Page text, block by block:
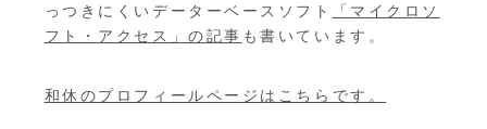
っつきにくいデーターベースソフト
「マイクロソ
フト・アクセス」の記事 も書いています。
和休のプロフィールページはこちらです。